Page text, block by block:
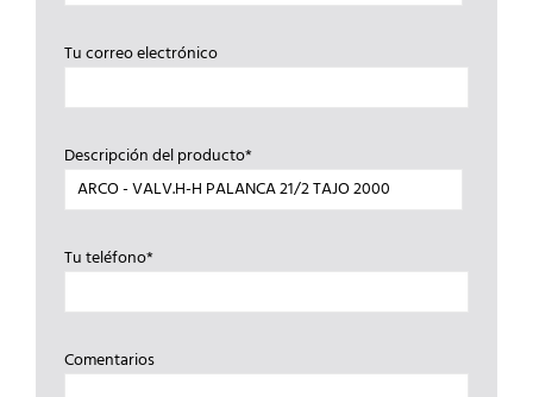
Tu correo electrónico
Descripción del producto*
Tu teléfono*
Comentarios